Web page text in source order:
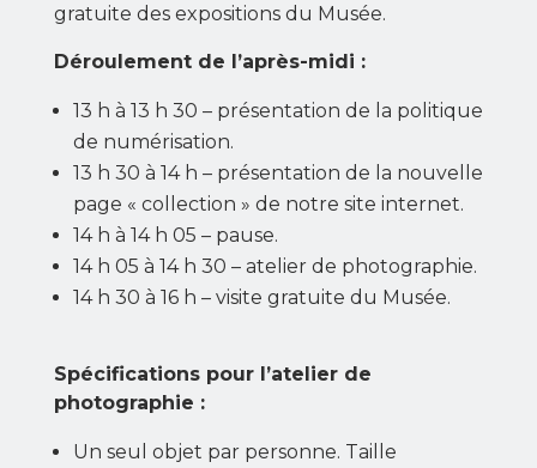
gratuite des expositions du Musée.
Déroulement de l’après-midi :
13 h à 13 h 30 – présentation de la politique
de numérisation.
13 h 30 à 14 h – présentation de la nouvelle
page « collection » de notre site internet.
14 h à 14 h 05 – pause.
14 h 05 à 14 h 30 – atelier de photographie.
14 h 30 à 16 h – visite gratuite du Musée.
Spécifications pour l’atelier de
photographie :
Un seul objet par personne. Taille